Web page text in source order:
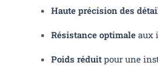
Haute précision des
Résistance optimale aux
Poids réduit pour une